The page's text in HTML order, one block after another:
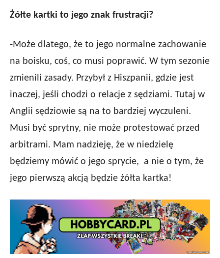
Żółte kartki to jego znak frustracji?
-Może dlatego, że to jego normalne zachowanie
na boisku, coś, co musi poprawić. W tym sezonie
zmienili zasady. Przybył z Hiszpanii, gdzie jest
inaczej, jeśli chodzi o relacje z sędziami. Tutaj w
Anglii sędziowie są na to bardziej wyczuleni.
Musi być sprytny, nie może protestować przed
arbitrami. Mam nadzieję, że w niedzielę
będziemy mówić o jego sprycie, a nie o tym, że
jego pierwszą akcją będzie żółta kartka!